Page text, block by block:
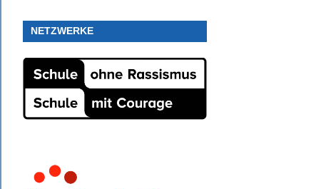
NETZWERKE